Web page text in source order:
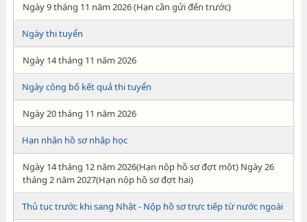
Ngày 9 tháng 11 năm 2026 (Hạn cần gửi đến trước)
Ngày thi tuyển
Ngày 14 tháng 11 năm 2026
Ngày công bố kết quả thi tuyển
Ngày 20 tháng 11 năm 2026
Hạn nhận hồ sơ nhập học
Ngày 14 tháng 12 năm 2026(Hạn nộp hồ sơ đợt một) Ngày 26
tháng 2 năm 2027(Hạn nộp hồ sơ đợt hai)
Thủ tục trước khi sang Nhật - Nộp hồ sơ trực tiếp từ nước ngoài